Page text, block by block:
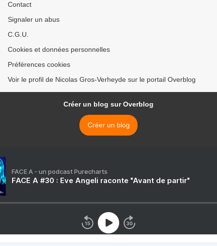
Contact
Signaler un abus
C.G.U.
Cookies et données personnelles
Préférences cookies
Voir le profil de Nicolas Gros-Verheyde sur le portail Overblog
Créer un blog sur Overblog
Créer un blog
FACE A - un podcast Purecharts
FACE A #30 : Eve Angeli raconte "Avant de partir"